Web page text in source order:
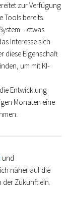
zur Verfügung
Tools bereits.
– etwas
Interesse sich
diese Eigenschaft
um mit KI-
Entwicklung
Monaten eine
und
näher auf die
der Zukunft ein.